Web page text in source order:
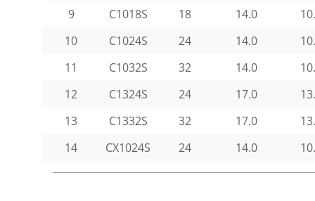
9
C1018S 18 14.0
10
C1024S 24 14.0
11
C1032S 32 14.0
12
C1324S 24 17.0
13
C1332S 32 17.0
14
CX1024S 24 14.0